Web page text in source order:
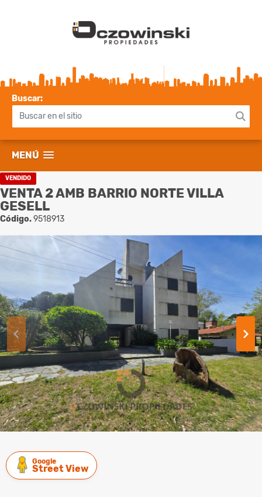
Buscar:
MENÚ
VENDIDO
VENTA 2 AMB BARRIO NORTE VILLA
GESELL
Código.9518913
Google
Street View